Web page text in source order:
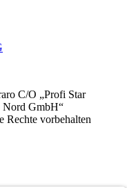
C/O „Profi Star
Nord GmbH“
Rechte vorbehalten